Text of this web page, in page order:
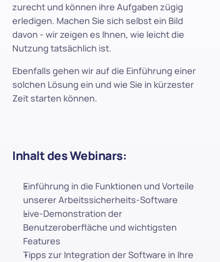
zurecht und können ihre Aufgaben zügig
erledigen. Machen Sie sich selbst ein Bild
davon - wir zeigen es Ihnen, wie leicht die
Nutzung tatsächlich ist.
Ebenfalls gehen wir auf die Einführung einer
solchen Lösung ein und wie Sie in kürzester
Zeit starten können.
Inhalt des Webinars:
Einführung in die Funktionen und Vorteile
unserer Arbeitssicherheits-Software
Live-Demonstration der
Benutzeroberfläche und wichtigsten
Features
Tipps zur Integration der Software in Ihre